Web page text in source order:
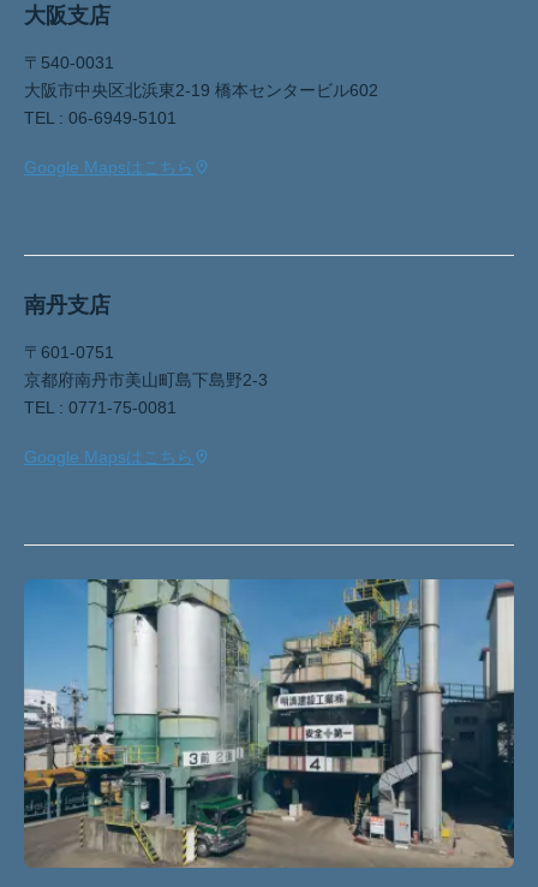
大阪支店
〒540-0031
大阪市中央区北浜東2-19 橋本センタービル602
TEL : 06-6949-5101
Google Mapsはこちら
南丹支店
〒601-0751
京都府南丹市美山町島下島野2-3
TEL : 0771-75-0081
Google Mapsはこちら